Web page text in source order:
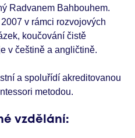
Radvanem Bahbouhem.
v rámci rozvojových
koučování čistě
v češtině a angličtině.
a spoluřídí akreditovanou
metodou.
vzdělání: